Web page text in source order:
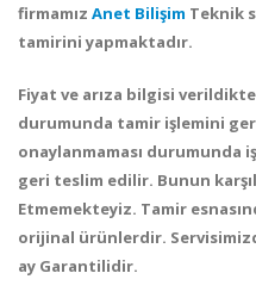
firmamız Anet Bilişim Teknik
tamirini yapmaktadır.
Fiyat ve arıza bilgisi
durumunda tamir işlemini
onaylanmaması durumunda
geri teslim edilir. Bunun
Etmemekteyiz. Tamir
orijinal ürünlerdir.
ay Garantilidir.